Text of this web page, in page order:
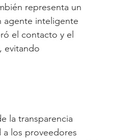
representa un
agente inteligente
el contacto y el
evitando
la transparencia
a los proveedores